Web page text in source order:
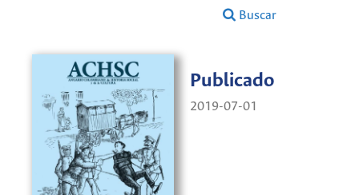
Buscar
Publicado
2019-07-01